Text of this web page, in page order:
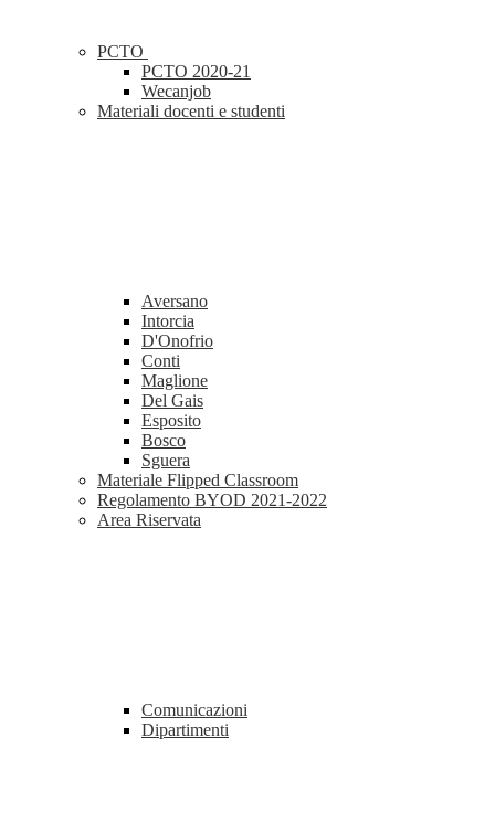
PCTO
PCTO 2020-21
Wecanjob
Materiali docenti e studenti
Aversano
Intorcia
D'Onofrio
Conti
Maglione
Del Gais
Esposito
Bosco
Sguera
Materiale Flipped Classroom
Regolamento BYOD 2021-2022
Area Riservata
Comunicazioni
Dipartimenti